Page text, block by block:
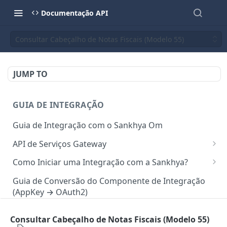
Documentação API
Consultar Cabeçalho de Notas Fiscais (Modelo 55)
JUMP TO
GUIA DE INTEGRAÇÃO
Guia de Integração com o Sankhya Om
API de Serviços Gateway
Camada de autorização para API
Requisições via Gateway
Mapeamento de serviços
Boas Práticas para Integração
Como Iniciar uma Integração com a Sankhya?
Concedendo Acesso a Área do Desenvolvedor para
Colaboradores
Guia de Conversão do Componente de Integração
(AppKey → OAuth2)
API SANKHYA
Consultar Cabeçalho de Notas Fiscais (Modelo 55)